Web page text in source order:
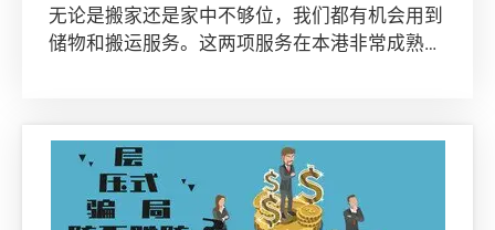
无论是搬家还是家中不够位，我们都有机会用到
储物和搬运服务。这两项服务在本港非常成熟，
优劣！